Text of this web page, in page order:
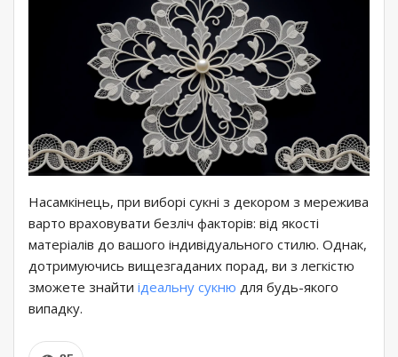
Насамкінець, при виборі сукні з декором з мережива
варто враховувати безліч факторів: від якості
матеріалів до вашого індивідуального стилю. Однак,
дотримуючись вищезгаданих порад, ви з легкістю
зможете знайти ідеальну сукню для будь-якого
випадку.